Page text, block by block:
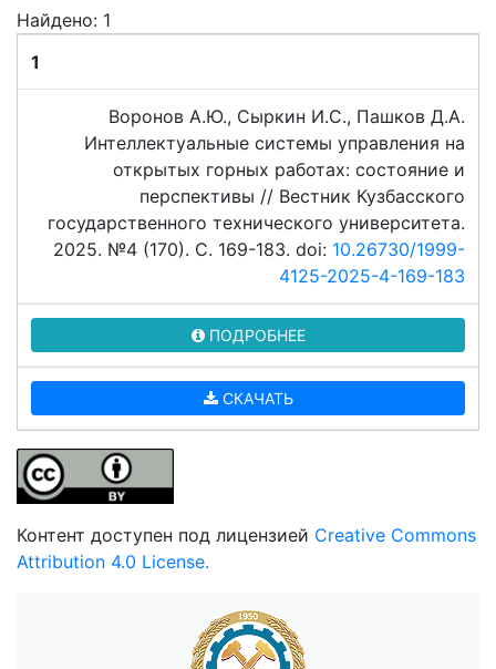
Найдено: 1
1
Воронов А.Ю., Сыркин И.С., Пашков Д.А.
Интеллектуальные системы управления на
открытых горных работах: состояние и
перспективы // Вестник Кузбасского
государственного технического университета.
2025. №4 (170). C. 169-183. doi: 10.26730/1999-
4125-2025-4-169-183
ПОДРОБНЕЕ
СКАЧАТЬ
Контент доступен под лицензией Creative Commons
Attribution 4.0 License.